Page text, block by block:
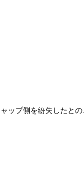
ップ側を紛失したとの